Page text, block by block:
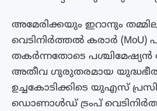
അമേരിക്കയും ഇറാനും
വെടിനിർത്തൽ കരാർ (MoU)
തകർന്നതോടെ പശ്ചിമേഷ്യൻ
അതീവ ഗുരുതരമായ
ഉച്ചകോടിക്കിടെ യുഎസ്
ഡൊണാൾഡ് ട്രംപ്